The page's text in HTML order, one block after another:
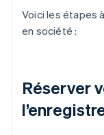
Voici les étapes
en société :
Réserver